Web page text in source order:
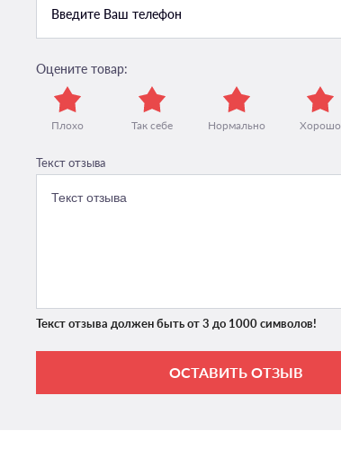
Оцените товар:
Плохо Так себе Нормально Хорошо
Текст отзыва
Текст отзыва должен быть от 3 до 1000 символов!
ОСТАВИТЬ ОТЗЫВ